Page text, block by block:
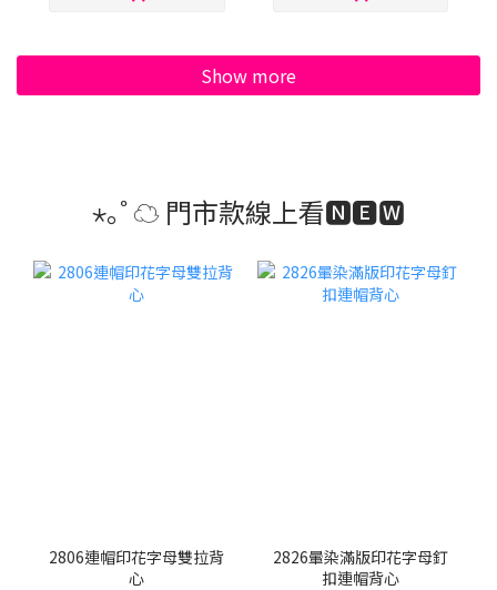
Show more
⋆｡˚ ☁︎ 門市款線上看🅽🅴🆆
2806連帽印花字母雙拉背
心
2826暈染滿版印花字母釘
扣連帽背心